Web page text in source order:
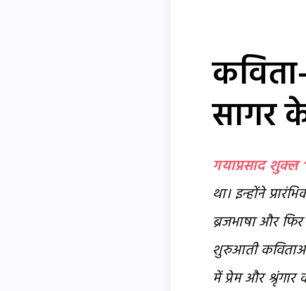
सागर
गयाप्रसाद शुक्ल
था। इन्होंने
ब्रजभाषा और
शुरुआती
में प्रेम और